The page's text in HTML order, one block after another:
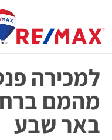
מהמם
באר שבע